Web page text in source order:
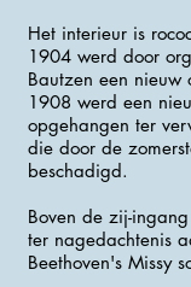
Het interieur is
1904 werd door
Bautzen een nieuw
1908 werd een
opgehangen ter
die door de
beschadigd.
Boven de zij-
ter nagedachtenis
Beethoven's Missy